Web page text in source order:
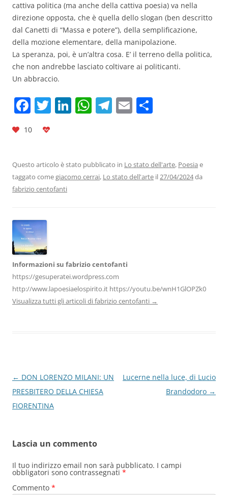
cattiva politica (ma anche della cattiva poesia) va nella
direzione opposta, che è quella dello slogan (ben descritto
dal Canetti di “Massa e potere”), della semplificazione,
della mozione elementare, della manipolazione.
La speranza, poi, è un’altra cosa. E’ il terreno della politica,
che non andrebbe lasciato coltivare ai politicanti.
Un abbraccio.
F
a
c
b
o
k
T Li
dI
n
W
A
p
T
a
m
E
vi
di
10
Questo articolo è stato pubblicato in Lo stato dell'arte, Poesia e
taggato comegiacomo cerrai, Lo stato dell'arte il27/04/2024da
fabrizio centofanti
Informazioni su fabrizio centofanti
https://gesuperatei.wordpress.com
http://www.lapoesiaelospirito.it https://youtu.be/wnH1GlOPZk0
Visualizza tutti gli articoli di fabrizio centofanti →
Navigazione
articolo
← DON LORENZO MILANI: UN
PRESBITERO DELLA CHIESA
FIORENTINA
Lucerne nella luce, di Lucio
Brandodoro →
Lascia un commento
Il tuo indirizzo email non sarà pubblicato. I campi
obbligatori sono contrassegnati *
Commento *